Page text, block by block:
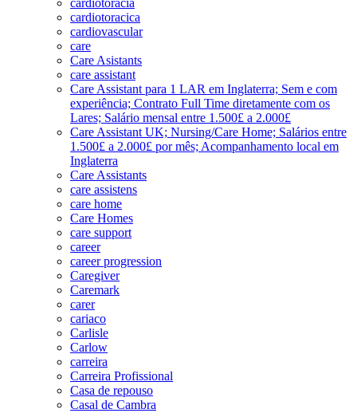
cardiotoracica
cardiovascular
care
Care Asistants
care assistant
Care Assistant para 1 LAR em Inglaterra; Sem e com
experiência; Contrato Full Time diretamente com os
Lares; Salário mensal entre 1.500£ a 2.000£
Care Assistant UK; Nursing/Care Home; Salários entre
1.500£ a 2.000£ por mês; Acompanhamento local em
Inglaterra
Care Assistants
care assistens
care home
Care Homes
care support
career
career progression
Caregiver
Caremark
carer
cariaco
Carlisle
Carlow
carreira
Carreira Profissional
Casa de repouso
Casal de Cambra